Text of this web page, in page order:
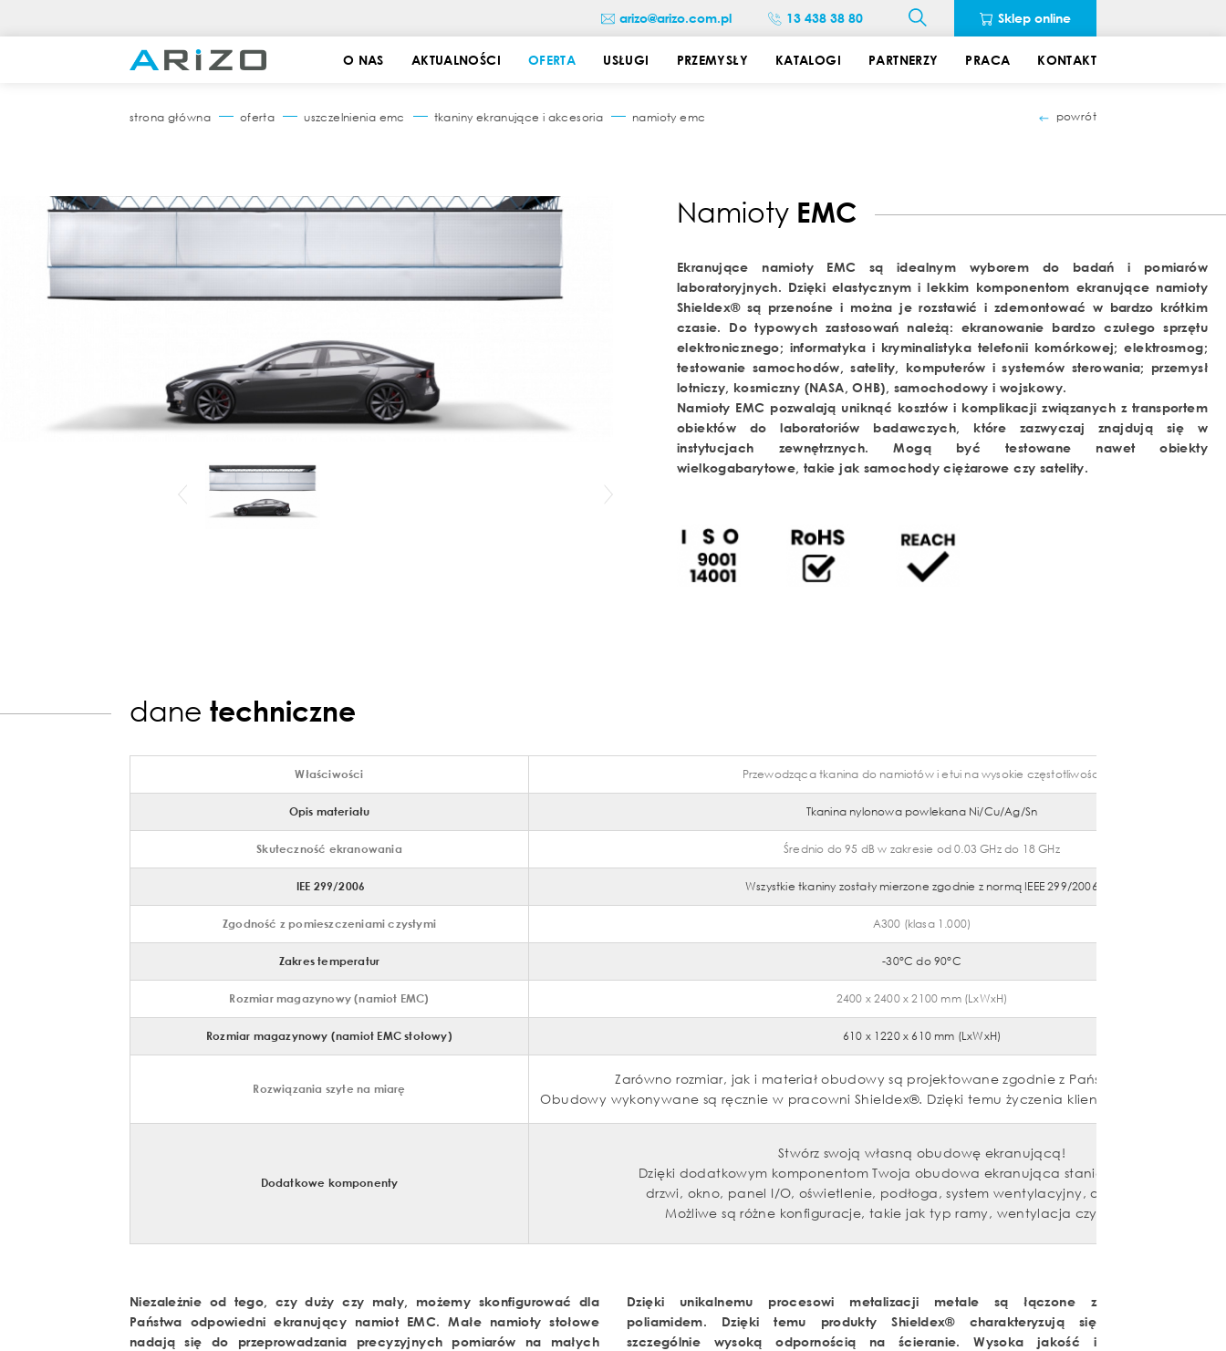
arizo@arizo.com.pl 13 438 38 80 Sklep online
O NAS AKTUALNOŚCI OFERTA USŁUGI PRZEMYSŁY KATALOGI PARTNERZY PRACA KONTAKT
strona główna oferta uszczelnienia emc tkaniny ekranujące i akcesoria namioty emc powrót
Namioty EMC
Ekranujące namioty EMC są idealnym wyborem do badań i pomiarów
laboratoryjnych. Dzięki elastycznym i lekkim komponentom ekranujące namioty
Shieldex® są przenośne i można je rozstawić i zdemontować w bardzo krótkim
czasie. Do typowych zastosowań należą: ekranowanie bardzo czułego sprzętu
elektronicznego; informatyka i kryminalistyka telefonii komórkowej; elektrosmog;
testowanie samochodów, satelity, komputerów i systemów sterowania; przemysł
lotniczy, kosmiczny (NASA, OHB), samochodowy i wojskowy.
Namioty EMC pozwalają uniknąć kosztów i komplikacji związanych z transportem
obiektów do laboratoriów badawczych, które zazwyczaj znajdują się w
instytucjach zewnętrznych.Mogą być testowane nawet obiekty
wielkogabarytowe, takie jak samochody ciężarowe czy satelity.
dane techniczne
Właściwości Przewodząca tkanina do namiotów i etui na wysokie częstotliwości
Opis materiału Tkanina nylonowa powlekana Ni/Cu/Ag/Sn
Skuteczność ekranowania Średnio do 95 dB w zakresie od 0.03 GHz do 18 GHz
IEE 299/2006 Wszystkie tkaniny zostały mierzone zgodnie z normą IEEE 299/2006
Zgodność z pomieszczeniami czystymi A300 (klasa 1.000)
Zakres temperatur -30°C do 90°C
Rozmiar magazynowy (namiot EMC) 2400 x 2400 x 2100 mm (LxWxH)
Rozmiar magazynowy (namiot EMC stołowy) 610 x 1220 x 610 mm (LxWxH)
Rozwiązania szyte na miarę
Zarówno rozmiar, jak i materiał obudowy są projektowane zgodnie z Państwa
Obudowy wykonywane są ręcznie w pracowni Shieldex®. Dzięki temu życzenia klientów są łatwe do
Dodatkowe komponenty
Stwórz swoją własną obudowę ekranującą!
Dzięki dodatkowym komponentom Twoja obudowa ekranująca stanie się wyjątkowa:
drzwi, okno, panel I/O, oświetlenie, podłoga, system wentylacyjny, opaski kablowe.
Możliwe są różne konfiguracje, takie jak typ ramy, wentylacja czy oświetlenie.
Niezależnie od tego, czy duży czy mały, możemy skonfigurować dla
Państwa odpowiedni ekranujący namiot EMC. Małe namioty stołowe
nadają się do przeprowadzania precyzyjnych pomiarów na małych
Dzięki unikalnemu procesowi metalizacji metale są łączone z
poliamidem. Dzięki temu produkty Shieldex® charakteryzują się
szczególnie wysoką odpornością na ścieranie. Wysoka jakość i